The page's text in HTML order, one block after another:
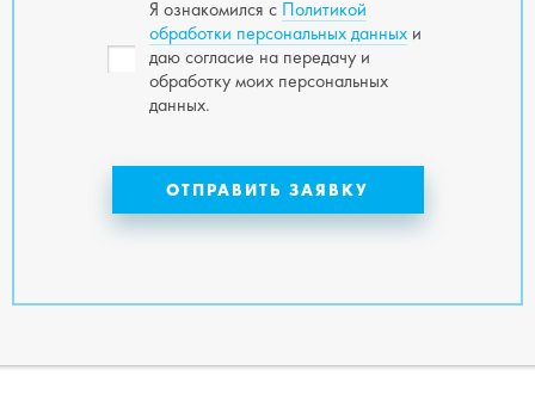
Я ознакомился с Политикой
обработки персональных данных и
даю согласие на передачу и
обработку моих персональных
данных.